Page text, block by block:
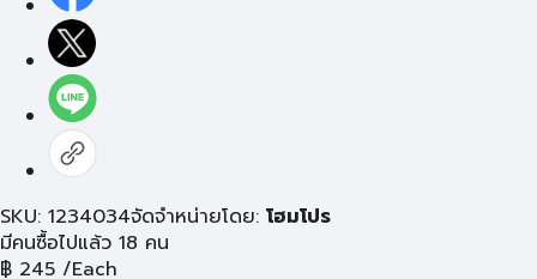
SKU: 1234034จัดจำหน่ายโดย: โฮมโปร
มีคนซื้อไปแล้ว 18 คน
฿ 245 /Each